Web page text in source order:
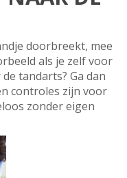
doorbreekt, mee
als je zelf voor
tandarts? Ga dan
controles zijn voor
zonder eigen